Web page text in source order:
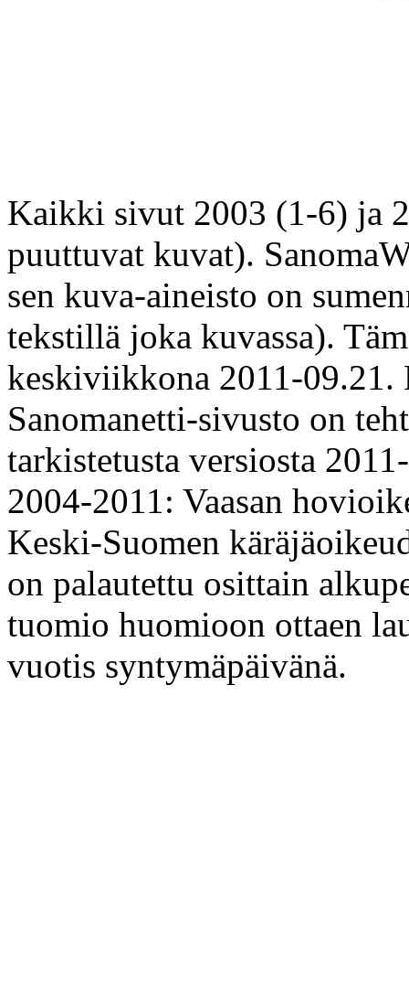
Kaikki sivut 2003 (1-6) ja
puuttuvat kuvat).
sen kuva-aineisto on
tekstillä joka kuvassa).
keskiviikkona 2011-09.21.
Sanomanetti-sivusto on
tarkistetusta versiosta
2004-2011: Vaasan
Keski-Suomen
on palautettu osittain
tuomio huomioon ottaen
vuotis syntymäpäivänä.